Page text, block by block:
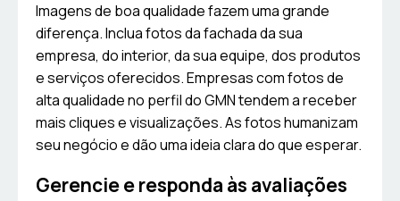
Imagens de boa qualidade fazem uma grande
diferença. Inclua fotos da fachada da sua
empresa, do interior, da sua equipe, dos produtos
e serviços oferecidos. Empresas com fotos de
alta qualidade no perfil do GMN tendem a receber
mais cliques e visualizações. As fotos humanizam
seu negócio e dão uma ideia clara do que esperar.
Gerencie e responda às avaliações